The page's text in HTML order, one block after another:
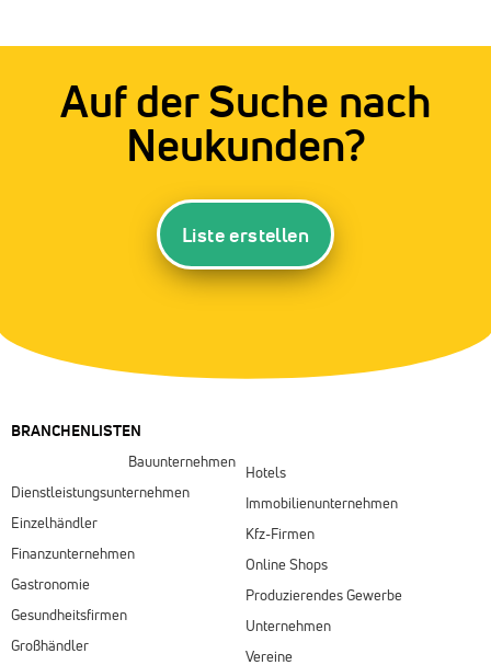
Auf der Suche nach
Neukunden?
Liste erstellen
BRANCHENLISTEN
Bauunternehmen
Dienstleistungsunternehmen
Einzelhändler
Finanzunternehmen
Gastronomie
Gesundheitsfirmen
Großhändler
Hotels
Immobilienunternehmen
Kfz-Firmen
Online Shops
Produzierendes Gewerbe
Unternehmen
Vereine